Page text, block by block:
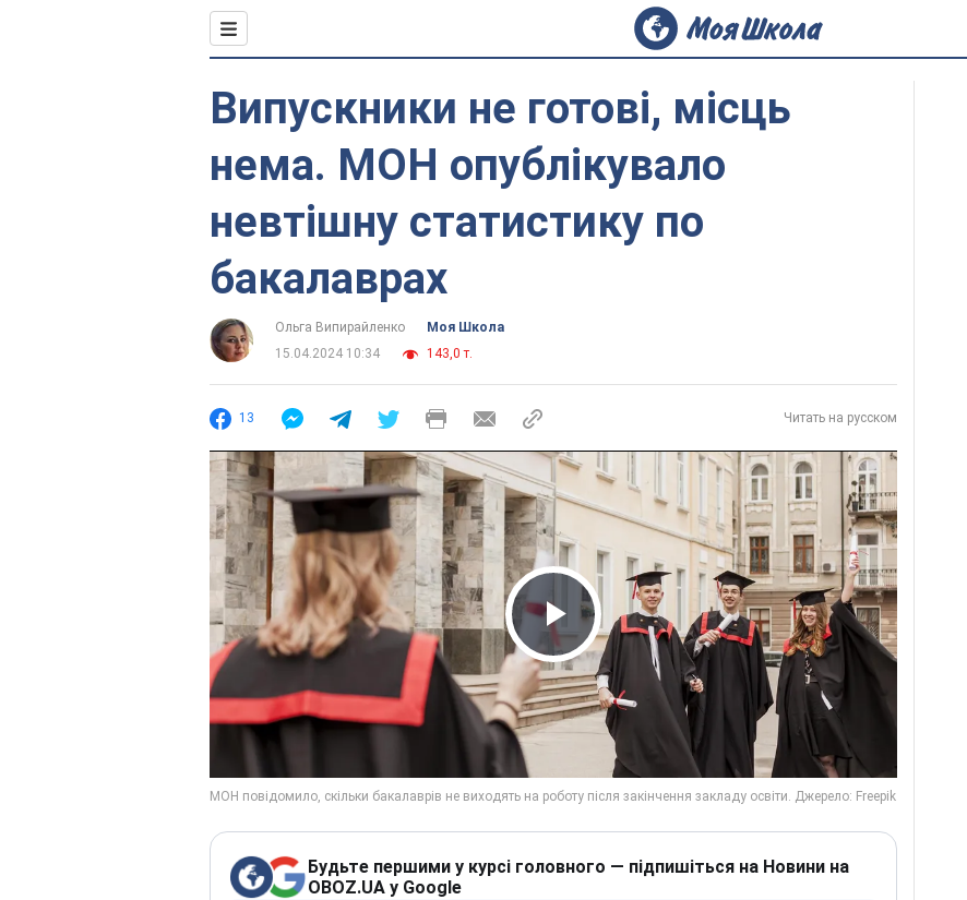
Випускники не готові, місць
нема. МОН опублікувало
невтішну статистику по
бакалаврах
Ольга Випирайленко
Моя Школа
15.04.2024 10:34
143,0 т.
13 Читать на русском
Play Video
Будьте першими у курсі головного — підпишіться на Новини на
OBOZ.UA у Google